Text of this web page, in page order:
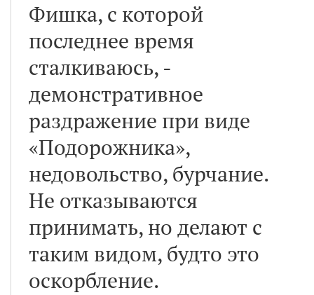
Фишка, с которой
последнее время
сталкиваюсь, -
демонстративное
раздражение при виде
«Подорожника»,
недовольство, бурчание.
Не отказываются
принимать, но делают с
таким видом, будто это
оскорбление.